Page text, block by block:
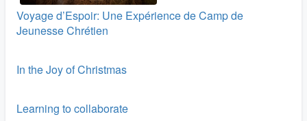
Voyage d’Espoir: Une Expérience de Camp de
Jeunesse Chrétien
In the Joy of Christmas
Learning to collaborate